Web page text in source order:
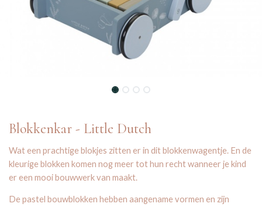
Blokkenkar - Little Dutch
Wat een prachtige blokjes zitten er in dit blokkenwagentje. En de
kleurige blokken komen nog meer tot hun recht wanneer je kind
er een mooi bouwwerk van maakt.
De pastel bouwblokken hebben aangename vormen en zijn